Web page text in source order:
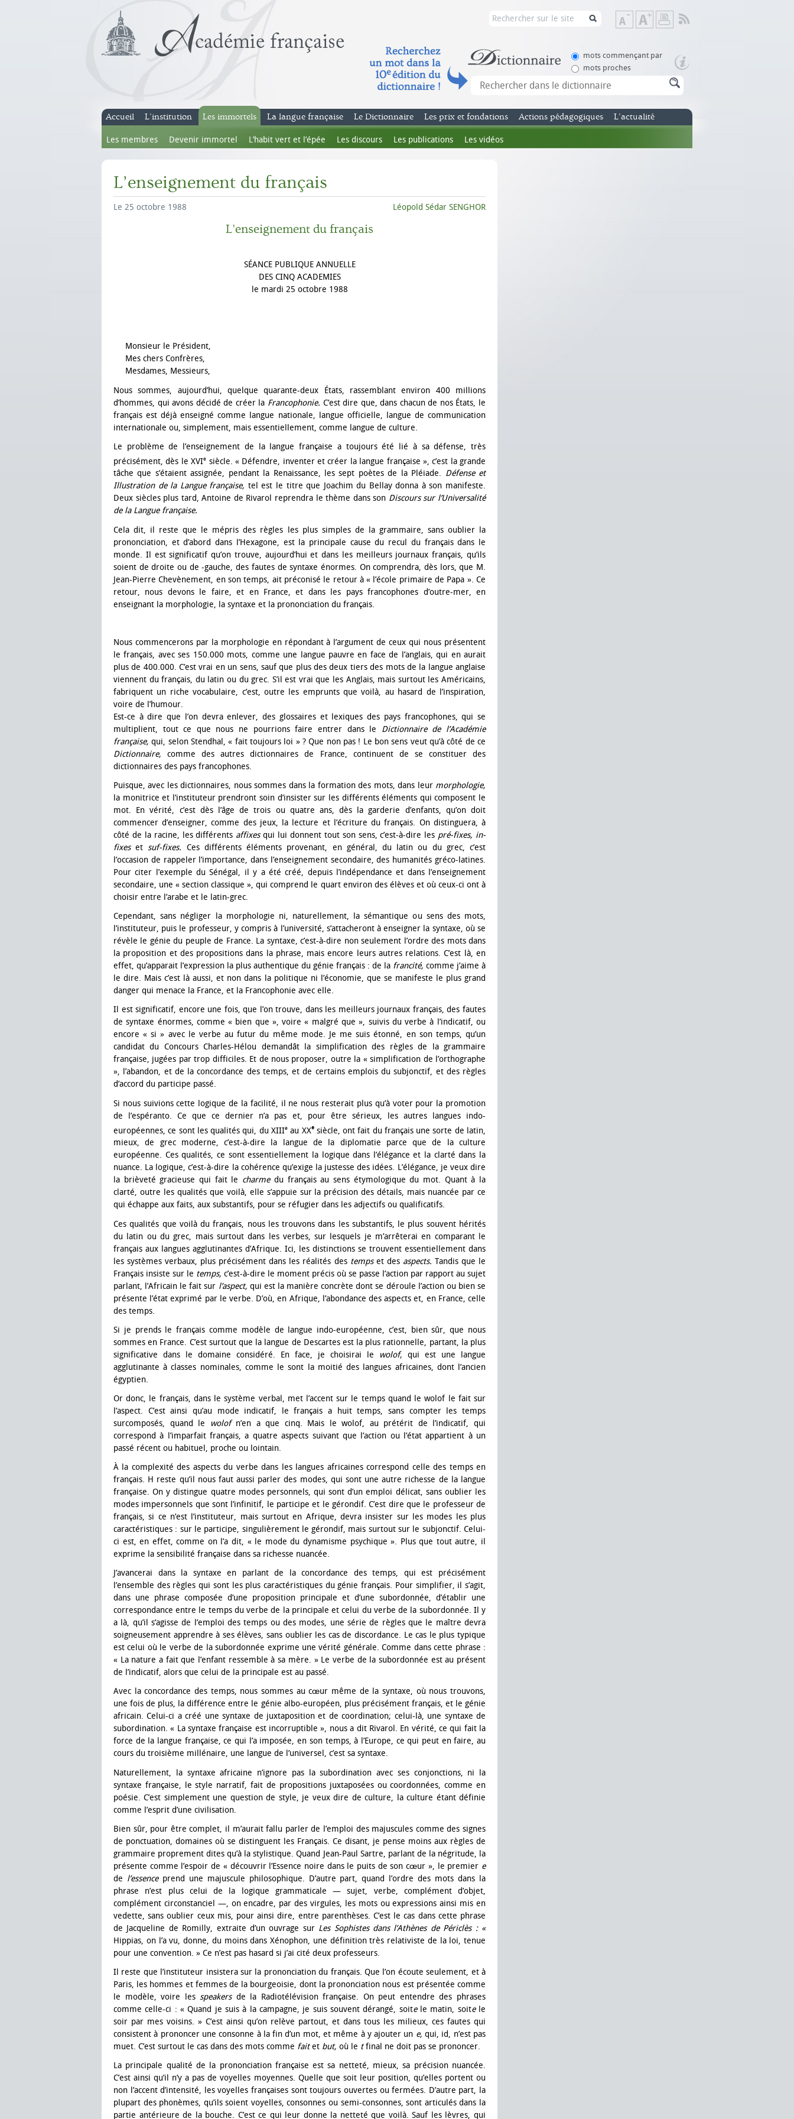
Diminuer
la
de
Augmenter
la
de
mots commençant par
mots proches
Accueil L’institution Les immortels
Les membres Devenir immortel L’habit vert et l’épée Les discours Les publications Les vidéos
La langue française Le Dictionnaire Les prix et fondations Actions pédagogiques L’actualité
L’enseignement du français
Le 25 octobre 1988 Léopold Sédar SENGHOR
L’enseignement du français
SÉANCE PUBLIQUE ANNUELLE
DES CINQ ACADEMIES
le mardi 25 octobre 1988
Monsieur le Président,
Mes chers Confrères,
Mesdames, Messieurs,
Nous sommes, aujourd’hui, quelque quarante-deux États, rassemblant environ 400 millions
d’hommes, qui avons décidé de créer la Francophonie. C’est dire que, dans chacun de nos États, le
français est déjà enseigné comme langue nationale, langue officielle, langue de communication
internationale ou, simplement, mais essentiellement, comme langue de culture.
Le problème de l’enseignement de la langue française a toujours été lié à sa défense, très
précisément, dès le XVIe siècle. « Défendre, inventer et créer la langue française », c’est la grande
tâche que s’étaient assignée, pendant la Renaissance, les sept poètes de la Pléiade. Défense et
Illustration de la Langue française, tel est le titre que Joachim du Bellay donna à son manifeste.
Deux siècles plus tard, Antoine de Rivarol reprendra le thème dans son Discours sur l’Universalité
de la Langue française.
Cela dit, il reste que le mépris des règles les plus simples de la grammaire, sans oublier la
prononciation, et d’abord dans l’Hexagone, est la principale cause du recul du français dans le
monde. Il est significatif qu’on trouve, aujourd’hui et dans les meilleurs journaux français, qu’ils
soient de droite ou de -gauche, des fautes de syntaxe énormes. On comprendra, dès lors, que M.
Jean-Pierre Chevènement, en son temps, ait préconisé le retour à « l’école primaire de Papa ». Ce
retour, nous devons le faire, et en France, et dans les pays francophones d’outre-mer, en
enseignant la morphologie, la syntaxe et la prononciation du français.
Nous commencerons par la morphologie en répondant à l’argument de ceux qui nous présentent
le français, avec ses 150.000 mots, comme une langue pauvre en face de l’anglais, qui en aurait
plus de 400.000. C’est vrai en un sens, sauf que plus des deux tiers des mots de la langue anglaise
viennent du français, du latin ou du grec. S’il est vrai que les Anglais, mais surtout les Américains,
fabriquent un riche vocabulaire, c’est, outre les emprunts que voilà, au hasard de l’inspiration,
voire de l’humour.
Est-ce à dire que l’on devra enlever, des glossaires et lexiques des pays francophones, qui se
multiplient, tout ce que nous ne pourrions faire entrer dans le Dictionnaire de l’Académie
française,qui, selon Stendhal, « fait toujours loi » ? Que non pas ! Le bon sens veut qu’à côté de ce
Dictionnaire,comme des autres dictionnaires de France, continuent de se constituer des
dictionnaires des pays francophones.
Puisque, avec les dictionnaires, nous sommes dans la formation des mots, dans leur morphologie,
la monitrice et l’instituteur prendront soin d’insister sur les différents éléments qui composent le
mot. En vérité, c’est dès l’âge de trois ou quatre ans, dès la garderie d’enfants, qu’on doit
commencer d’enseigner, comme des jeux, la lecture et l’écriture du français. On distinguera, à
côté de la racine, les différents affixesqui lui donnent tout son sens, c’est-à-dire les pré-fixes, in-
fixesetsuf-fixes. Ces différents éléments provenant, en général, du latin ou du grec, c’est
l’occasion de rappeler l’importance, dans l’enseignement secondaire, des humanités gréco-latines.
Pour citer l’exemple du Sénégal, il y a été créé, depuis l’indépendance et dans l’enseignement
secondaire, une « section classique », qui comprend le quart environ des élèves et où ceux-ci ont à
choisir entre l’arabe et le latin-grec.
Cependant, sans négliger la morphologie ni, naturellement, la sémantique ou sens des mots,
l’instituteur, puis le professeur, y compris à l’université, s’attacheront à enseigner la syntaxe, où se
révèle le génie du peuple de France. La syntaxe, c’est-à-dire non seulement l’ordre des mots dans
la proposition et des propositions dans la phrase, mais encore leurs autres relations. C’est là, en
effet, qu’apparait l’expression la plus authentique du génie français : de la francité, comme j’aime à
le dire. Mais c’est là aussi, et non dans la politique ni l’économie, que se manifeste le plus grand
danger qui menace la France, et la Francophonie avec elle.
Il est significatif, encore une fois, que l’on trouve, dans les meilleurs journaux français, des fautes
de syntaxe énormes, comme « bien que », voire « malgré que », suivis du verbe à l’indicatif, ou
encore « si » avec le verbe au futur du même mode. Je me suis étonné, en son temps, qu’un
candidat du Concours Charles-Hélou demandât la simplification des règles de la grammaire
française, jugées par trop difficiles. Et de nous proposer, outre la « simplification de l’orthographe
», l’abandon, et de la concordance des temps, et de certains emplois du subjonctif, et des règles
d’accord du participe passé.
Si nous suivions cette logique de la facilité, il ne nous resterait plus qu’à voter pour la promotion
de l’espéranto. Ce que ce dernier n’a pas et, pour être sérieux, les autres langues indo-
européennes, ce sont les qualités qui, du XIIIeau XXesiècle, ont fait du français une sorte de latin,
mieux, de grec moderne, c’est-à-dire la langue de la diplomatie parce que de la culture
européenne. Ces qualités, ce sont essentiellement la logique dans l’élégance et la clarté dans la
nuance. La logique, c’est-à-dire la cohérence qu’exige la justesse des idées. L’élégance, je veux dire
la brièveté gracieuse qui fait le charme du français au sens étymologique du mot. Quant à la
clarté, outre les qualités que voilà, elle s’appuie sur la précision des détails, mais nuancée par ce
qui échappe aux faits, aux substantifs, pour se réfugier dans les adjectifs ou qualificatifs.
Ces qualités que voilà du français, nous les trouvons dans les substantifs, le plus souvent hérités
du latin ou du grec, mais surtout dans les verbes, sur lesquels je m’arrêterai en comparant le
français aux langues agglutinantes d’Afrique. Ici, les distinctions se trouvent essentiellement dans
les systèmes verbaux, plus précisément dans les réalités des temps et des aspects. Tandis que le
Français insiste sur le temps, c’est-à-dire le moment précis où se passe l’action par rapport au sujet
parlant, l’Africain le fait sur l’aspect, qui est la manière concrète dont se déroule l’action ou bien se
présente l’état exprimé par le verbe. D’où, en Afrique, l’abondance des aspects et, en France, celle
des temps.
Si je prends le français comme modèle de langue indo-européenne, c’est, bien sûr, que nous
sommes en France. C’est surtout que la langue de Descartes est la plus rationnelle, partant, la plus
significative dans le domaine considéré. En face, je choisirai le
wolof, qui est une langue
agglutinante à classes nominales, comme le sont la moitié des langues africaines, dont l’ancien
égyptien.
Or donc, le français, dans le système verbal, met l’accent sur le temps quand le wolof le fait sur
l’aspect. C’est ainsi qu’au mode indicatif, le français a huit temps, sans compter les temps
surcomposés, quand le
wolof n’en a que cinq. Mais le wolof, au prétérit de l’indicatif, qui
correspond à l’imparfait français, a quatre aspects suivant que l’action ou l’état appartient à un
passé récent ou habituel, proche ou lointain.
À la complexité des aspects du verbe dans les langues africaines correspond celle des temps en
français. H reste qu’il nous faut aussi parler des modes, qui sont une autre richesse de la langue
française. On y distingue quatre modes personnels, qui sont d’un emploi délicat, sans oublier les
modes impersonnels que sont l’infinitif, le participe et le gérondif. C’est dire que le professeur de
français, si ce n’est l’instituteur, mais surtout en Afrique, devra insister sur les modes les plus
caractéristiques : sur le participe, singulièrement le gérondif, mais surtout sur le subjonctif. Celui-
ci est, en effet, comme on l’a dit, « le mode du dynamisme psychique ». Plus que tout autre, il
exprime la sensibilité française dans sa richesse nuancée.
J’avancerai dans la syntaxe en parlant de la concordance des temps, qui est précisément
l’ensemble des règles qui sont les plus caractéristiques du génie français. Pour simplifier, il s’agit,
dans une phrase composée d’une proposition principale et d’une subordonnée, d’établir une
correspondance entre le temps du verbe de la principale et celui du verbe de la subordonnée. Il y
a là, qu’il s’agisse de l’emploi des temps ou des modes, une série de règles que le maître devra
soigneusement apprendre à ses élèves, sans oublier les cas de discordance. Le cas le plus typique
est celui où le verbe de la subordonnée exprime une vérité générale. Comme dans cette phrase :
« La nature a fait que l’enfant ressemble à sa mère. » Le verbe de la subordonnée est au présent
de l’indicatif, alors que celui de la principale est au passé.
Avec la concordance des temps, nous sommes au cœur même de la syntaxe, où nous trouvons,
une fois de plus, la différence entre le génie albo-européen, plus précisément français, et le génie
africain. Celui-ci a créé une syntaxe de juxtaposition et de coordination; celui-là, une syntaxe de
subordination. « La syntaxe française est incorruptible », nous a dit Rivarol. En vérité, ce qui fait la
force de la langue française, ce qui l’a imposée, en son temps, à l’Europe, ce qui peut en faire, au
cours du troisième millénaire, une langue de l’universel, c’est sa syntaxe.
Naturellement, la syntaxe africaine n’ignore pas la subordination avec ses conjonctions, ni la
syntaxe française, le style narratif, fait de propositions juxtaposées ou coordonnées, comme en
poésie. C’est simplement une question de style, je veux dire de culture, la culture étant définie
comme l’esprit d’une civilisation.
Bien sûr, pour être complet, il m’aurait fallu parler de l’emploi des majuscules comme des signes
de ponctuation, domaines où se distinguent les Français. Ce disant, je pense moins aux règles de
grammaire proprement dites qu’à la stylistique. Quand Jean-Paul Sartre, parlant de la négritude, la
présente comme l’espoir de « découvrir l’Essence noire dans le puits de son cœur », le premier e
de l’essence prend une majuscule philosophique. D’autre part, quand l’ordre des mots dans la
phrase n’est plus celui de la logique grammaticale — sujet, verbe, complément d’objet,
complément circonstanciel —, on encadre, par des virgules, les mots ou expressions ainsi mis en
vedette, sans oublier ceux mis, pour ainsi dire, entre parenthèses. C’est le cas dans cette phrase
de Jacqueline de Romilly, extraite d’un ouvrage sur Les Sophistes dans l’Athènes de Périclès : «
Hippias, on l’a vu, donne, du moins dans Xénophon, une définition très relativiste de la loi, tenue
pour une convention. » Ce n’est pas hasard si j’ai cité deux professeurs.
Il reste que l’instituteur insistera sur la prononciation du français. Que l’on écoute seulement, et à
Paris, les hommes et femmes de la bourgeoisie, dont la prononciation nous est présentée comme
le modèle, voire lesspeakers de la Radiotélévision française. On peut entendre des phrases
comme celle-ci : « Quand je suis à la campagne, je suis souvent dérangé, soitele matin, soitele
soir par mes voisins. » C’est ainsi qu’on relève partout, et dans tous les milieux, ces fautes qui
consistent à prononcer une consonne à la fin d’un mot, et même à y ajouter un e,qui, id, n’est pas
muet. C’est surtout le cas dans des mots comme faitet but, où le tfinal ne doit pas se prononcer.
La principale qualité de la prononciation française est sa netteté, mieux, sa précision nuancée.
C’est ainsi qu’il n’y a pas de voyelles moyennes. Quelle que soit leur position, qu’elles portent ou
non l’accent d’intensité, les voyelles françaises sont toujours ouvertes ou fermées. D’autre part, la
plupart des phonèmes, qu’ils soient voyelles, consonnes ou semi-consonnes, sont articulés dans la
partie antérieure de la bouche. C’est ce qui leur donne la netteté que voilà. Sauf les lèvres, qui